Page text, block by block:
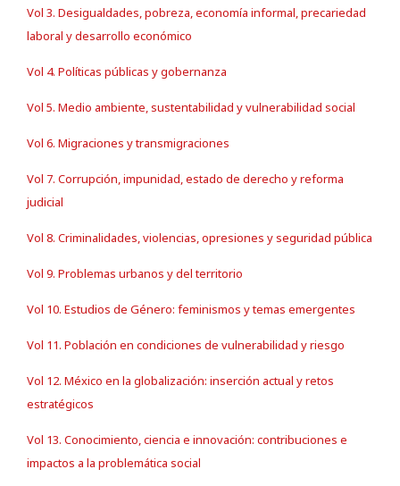
Vol 3. Desigualdades, pobreza, economía informal, precariedad
laboral y desarrollo económico
Vol 4. Políticas públicas y gobernanza
Vol 5. Medio ambiente, sustentabilidad y vulnerabilidad social
Vol 6. Migraciones y transmigraciones
Vol 7. Corrupción, impunidad, estado de derecho y reforma
judicial
Vol 8. Criminalidades, violencias, opresiones y seguridad pública
Vol 9. Problemas urbanos y del territorio
Vol 10. Estudios de Género: feminismos y temas emergentes
Vol 11. Población en condiciones de vulnerabilidad y riesgo
Vol 12. México en la globalización: inserción actual y retos
estratégicos
Vol 13. Conocimiento, ciencia e innovación: contribuciones e
impactos a la problemática social